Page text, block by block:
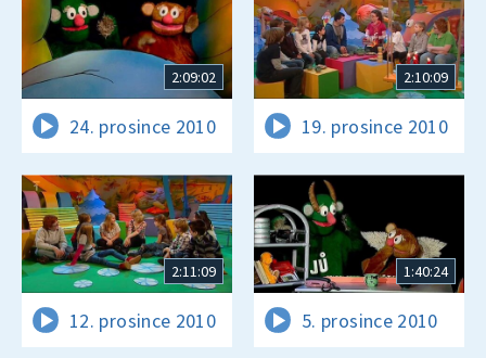
2:09:02
24. prosince 2010
2:10:09
19. prosince 2010
2:11:09
12. prosince 2010
1:40:24
5. prosince 2010